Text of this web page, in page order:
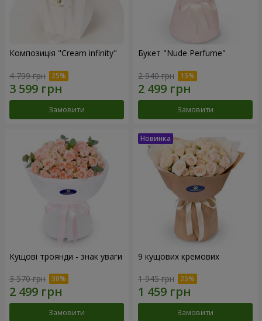
Композиція "Cream infinity"
4 799 грн
Замовити
Букет "Nude Perfume"
2 940 грн
Замовити
Кущові троянди - знак уваги
3 570 грн
Замовити
9 кущових кремових
1 945 грн
Замовити